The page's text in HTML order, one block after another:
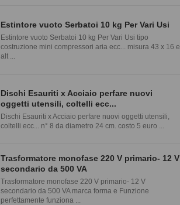
Estintore vuoto Serbatoi 10 kg Per Vari Usi
Estintore vuoto Serbatoi 10 kg Per Vari Usi tipo
costruzione mini compressori aria ecc... misura 43 x 16 e
alt ...
Dischi Esauriti x Acciaio perfare nuovi
oggetti utensili, coltelli ecc...
Dischi Esauriti x Acciaio perfare nuovi oggetti utensili,
coltelli ecc... n° 8 da diametro 24 cm. costo 5 euro ...
Trasformatore monofase 220 V primario- 12 V
secondario da 500 VA
Trasformatore monofase 220 V primario- 12 V
secondario da 500 VA marca forma e Funzione
perfettamente funziona ...